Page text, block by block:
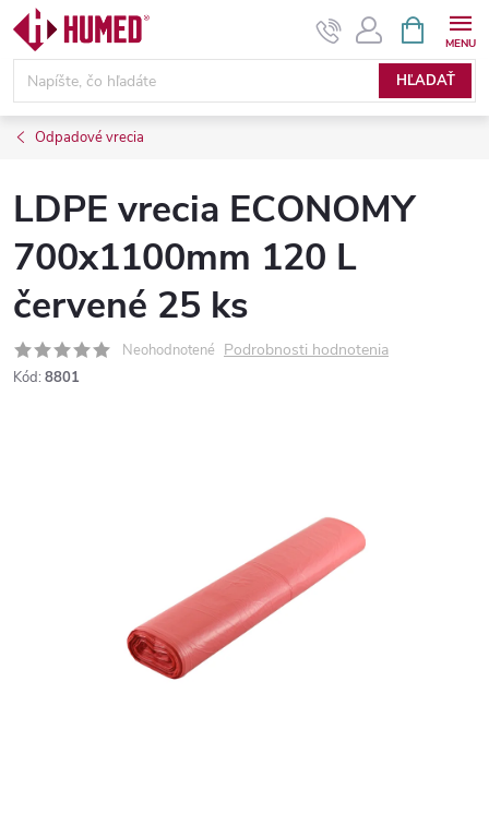
Prejsť
obsah
HĽADAŤ
KOŠÍK
Odpadové vrecia
LDPE vrecia ECONOMY
700x1100mm 120 L
červené 25 ks
Neohodnotené Podrobnosti hodnotenia
Kód: 8801